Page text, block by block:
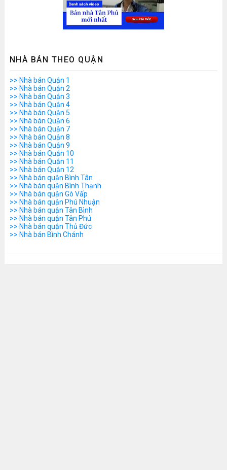
NHÀ BÁN THEO QUẬN
>> Nhà bán Quận 1
>> Nhà bán Quận 2
>> Nhà bán Quận 3
>> Nhà bán Quận 4
>> Nhà bán Quận 5
>> Nhà bán Quận 6
>> Nhà bán Quận 7
>> Nhà bán Quận 8
>> Nhà bán Quận 9
>> Nhà bán Quận 10
>> Nhà bán Quận 11
>> Nhà bán Quận 12
>> Nhà bán quận Bình Tân
>> Nhà bán quận Bình Thạnh
>> Nhà bán quận Gò Vấp
>> Nhà bán quận Phú Nhuận
>> Nhà bán quận Tân Bình
>> Nhà bán quận Tân Phú
>> Nhà bán quận Thủ Đức
>> Nhà bán Bình Chánh